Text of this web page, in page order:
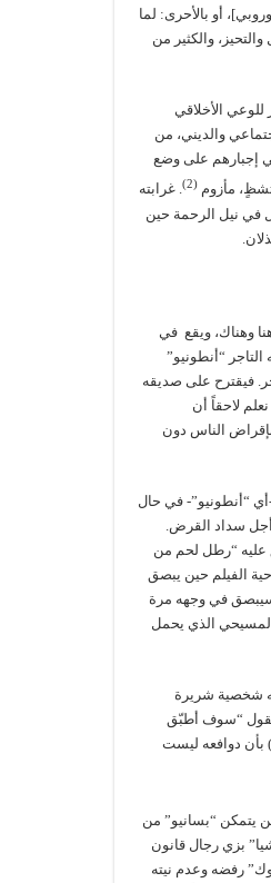
أو بالأحرى: لما
والكثير من
للوعي الأخلاقي
والديني، من
إجبارهم على وضع
مأزوم(2)
. غرابته
في نيل الرحمة حين
وهناك، ويقع في
ما يدفعه لطلب قرض مالي “3000 دوقية” من صديقه التاجر “أنطونيو”
فيقترح على صديقه
لاحقاً أن
الناس دون
“أنطونيو”- في حال
أجل سداد القرض.
عليه “رطل لحم من
الفيلم حين يبصق
سيبصق في وجهه مرة
المسيحي الذي يحمل
شخصية شريرة
يقول “سوف أطبّق
بأن دوافعه ليست
يتمكن “بسانيو” من
بزي رجال قانون
رفضه وعدم نيته